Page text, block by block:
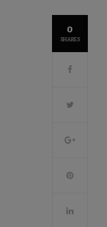
0
SHARES